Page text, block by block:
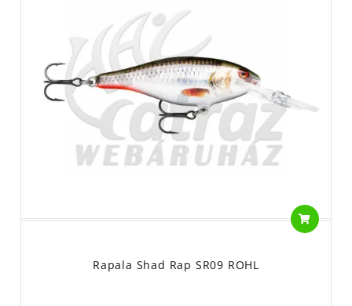
Rapala Shad Rap SR09 ROHL